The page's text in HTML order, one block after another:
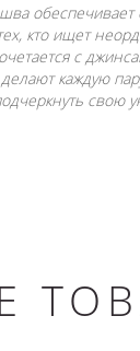
кто ищет
с
каждую
свою